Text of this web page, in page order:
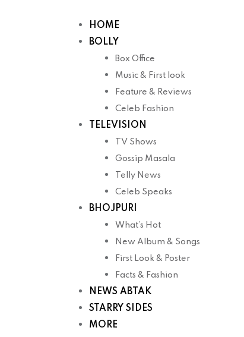
HOME
BOLLY
Box Office
Music & First look
Feature & Reviews
Celeb Fashion
TELEVISION
TV Shows
Gossip Masala
Telly News
Celeb Speaks
BHOJPURI
What’s Hot
New Album & Songs
First Look & Poster
Facts & Fashion
NEWS ABTAK
STARRY SIDES
MORE